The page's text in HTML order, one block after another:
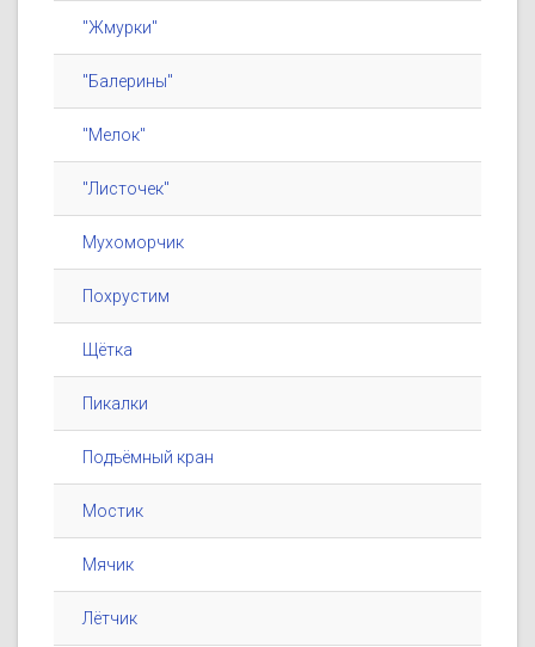
"Жмурки"
"Балерины"
"Мелок"
"Листочек"
Мухоморчик
Похрустим
Щётка
Пикалки
Подъёмный кран
Мостик
Мячик
Лётчик